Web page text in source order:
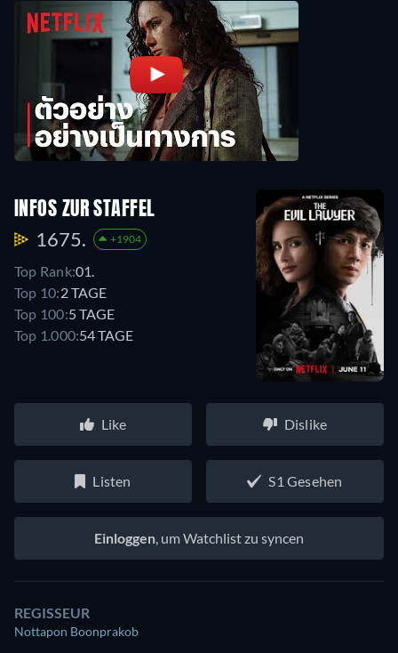
INFOS ZUR STAFFEL
1675. +1904
Top Rank:01.
Top 10:2 TAGE
Top 100:5 TAGE
Top 1.000:54 TAGE
Like Dislike
Listen S1 Gesehen
Einloggen , um Watchlist zu syncen
REGISSEUR
Nottapon Boonprakob